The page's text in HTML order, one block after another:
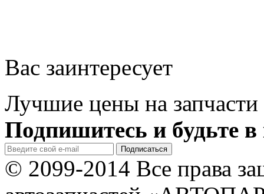
Вас заинтересует
Лучшие цены на запчасти
Подпишитесь и будьте в
© 2099-2014 Все права